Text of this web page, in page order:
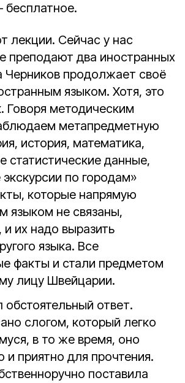
бесплатное.
лекции. Сейчас у нас
преподают два иностранных
Черников продолжает своё
языком. Хотя, это
Говоря методическим
метапредметную
история, математика,
статистические данные,
по городам»
которые напрямую
языком не связаны,
и их надо выразить
языка. Все
факты и стали предметом
лицу Швейцарии.
ответ.
слогом, который легко
в то же время, оно
и приятно для прочтения.
поставила